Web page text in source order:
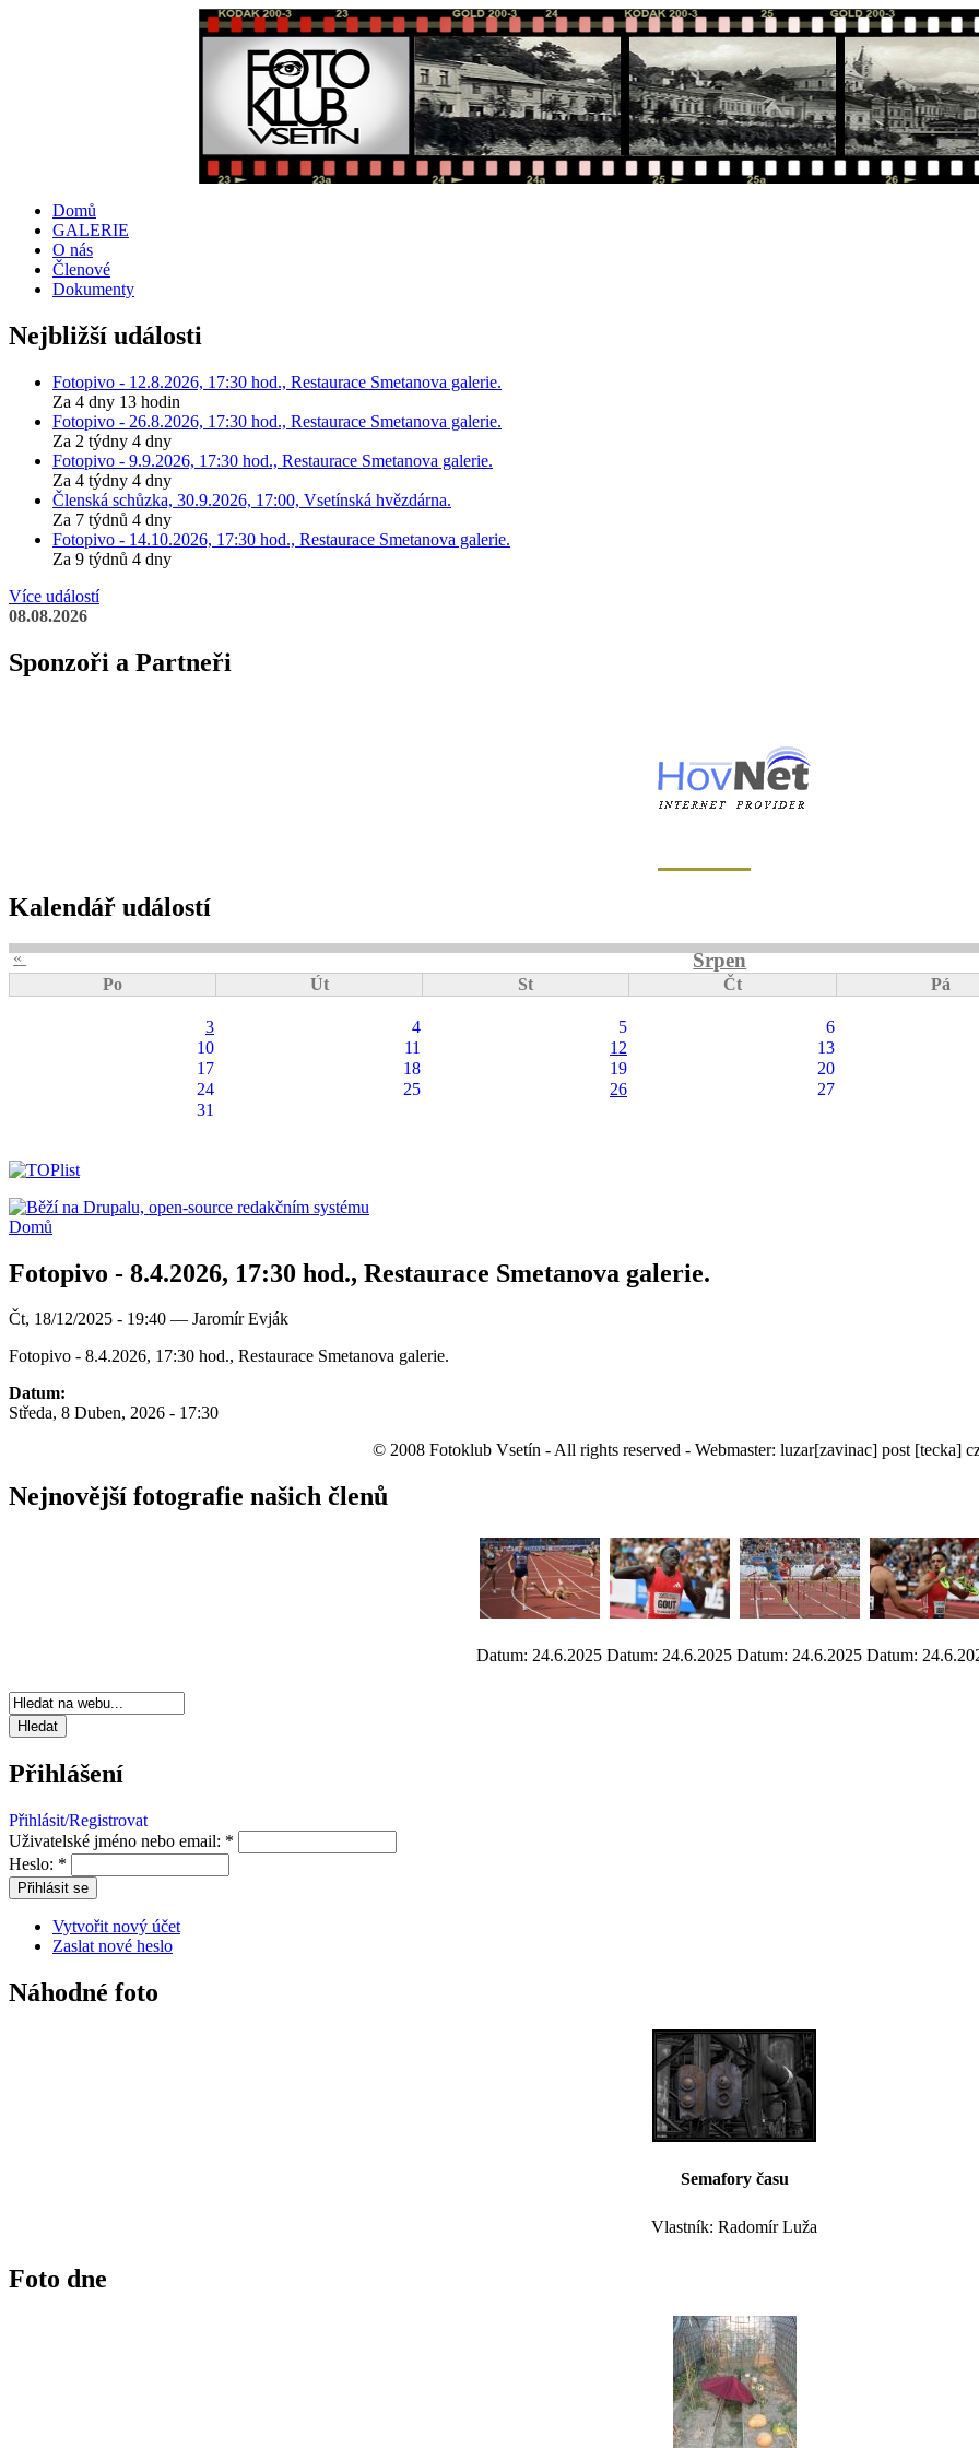
Domů
GALERIE
O nás
Členové
Dokumenty
Nejbližší události
Fotopivo - 12.8.2026, 17:30 hod., Restaurace Smetanova galerie.
Za 4 dny 13 hodin
Fotopivo - 26.8.2026, 17:30 hod., Restaurace Smetanova galerie.
Za 2 týdny 4 dny
Fotopivo - 9.9.2026, 17:30 hod., Restaurace Smetanova galerie.
Za 4 týdny 4 dny
Členská schůzka, 30.9.2026, 17:00, Vsetínská hvězdárna.
Za 7 týdnů 4 dny
Fotopivo - 14.10.2026, 17:30 hod., Restaurace Smetanova galerie.
Za 9 týdnů 4 dny
Více událostí
08.08.2026
Sponzoři a Partneři
Kalendář událostí
« Srpen
Po Út St Čt Pá
3 4 5
6
10
11 12
13
17
18 19
20
24
25 26
27
31
Domů
Fotopivo - 8.4.2026, 17:30 hod., Restaurace Smetanova galerie.
Čt, 18/12/2025 - 19:40 — Jaromír Evják
Fotopivo - 8.4.2026, 17:30 hod., Restaurace Smetanova galerie.
Datum:
Středa, 8 Duben, 2026 - 17:30
© 2008 Fotoklub Vsetín - All rights reserved - Webmaster: luzar[zavinac] post [tecka]
Nejnovější fotografie našich členů
Datum: 24.6.2025 Datum: 24.6.2025 Datum: 24.6.2025 Datum:
Přihlášení
Přihlásit/Registrovat
Uživatelské jméno nebo email: *
Heslo: *
Vytvořit nový účet
Zaslat nové heslo
Náhodné foto
Semafory času
Vlastník: Radomír Luža
Foto dne